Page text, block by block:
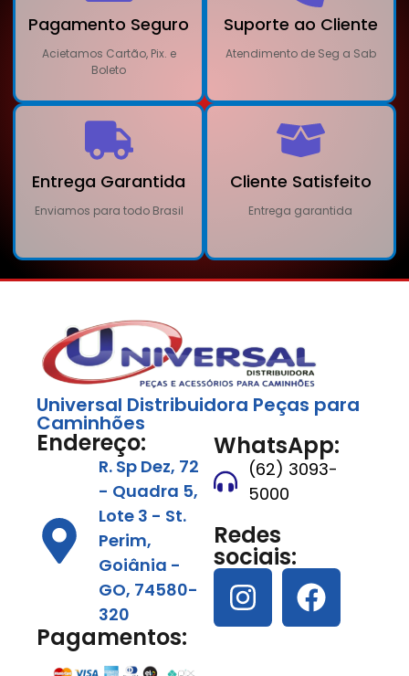
Pagamento Seguro
Acietamos Cartão, Pix. e
Boleto
Suporte ao Cliente
Atendimento de Seg a Sab
Entrega Garantida
Enviamos para todo Brasil
Cliente Satisfeito
Entrega garantida
Universal Distribuidora Peças para
Caminhões
Endereço:
R. Sp Dez, 72
- Quadra 5,
Lote 3 - St.
Perim,
Goiânia -
GO, 74580-
320
Pagamentos:
WhatsApp:
(62) 3093-
5000
Redes
sociais: